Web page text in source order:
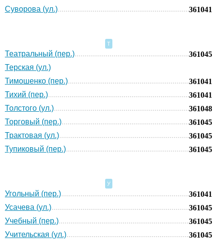
Суворова (ул.) 361041
Т
Театральный (пер.)
361045
Терская (ул.)
Тимошенко (пер.)
361041
Тихий (пер.)
361041
Толстого (ул.)
361048
Торговый (пер.)
361045
Трактовая (ул.)
361045
Тупиковый (пер.)
361045
У
Угольный (пер.)
361041
Усачева (ул.)
361045
Учебный (пер.)
361045
Учительская (ул.)
361045